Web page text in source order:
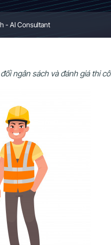
- AI Consultant
ngân sách và đánh giá thi